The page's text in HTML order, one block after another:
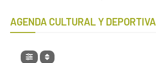
AGENDA CULTURAL Y DEPORTIVA